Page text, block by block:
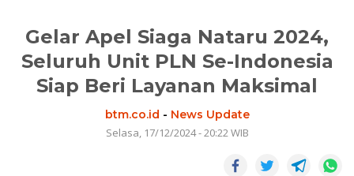
Gelar Apel Siaga Nataru 2024,
Seluruh Unit PLN Se-Indonesia
Siap Beri Layanan Maksimal
btm.co.id - News Update
Selasa, 17/12/2024 - 20:22 WIB